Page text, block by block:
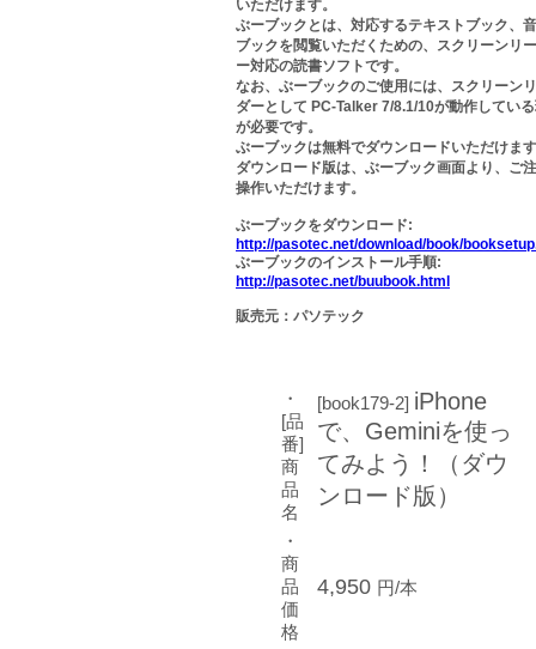
いただけます。
ぶーブックとは、対応するテキストブック、
ブックを閲覧いただくための、スクリーンリ
ー対応の読書ソフトです。
なお、ぶーブックのご使用には、スクリーン
ダーとして PC-Talker 7/8.1/10が動作してい
が必要です。
ぶーブックは無料でダウンロードいただけま
ダウンロード版は、ぶーブック画面より、ご
操作いただけます。
ぶーブックをダウンロード:
http://pasotec.net/download/book/
ぶーブックのインストール手順:
http://pasotec.net/buubook.html
販売元：パソテック
・
[品
番]
商
品
名
[book179-2] iPhone
で、Geminiを使っ
てみよう！（ダウ
ンロード版）
・
商
品
価
格
4,950 円/本